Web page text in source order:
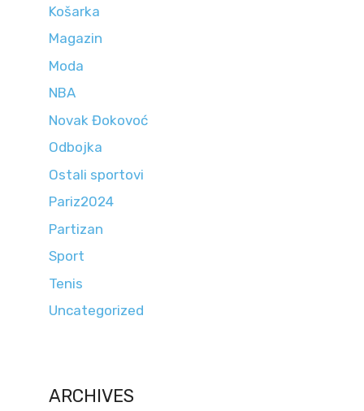
Košarka
Magazin
Moda
NBA
Novak Đokovoć
Odbojka
Ostali sportovi
Pariz2024
Partizan
Sport
Tenis
Uncategorized
ARCHIVES